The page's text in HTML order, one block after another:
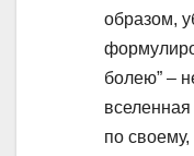
образом,
болею” –
по